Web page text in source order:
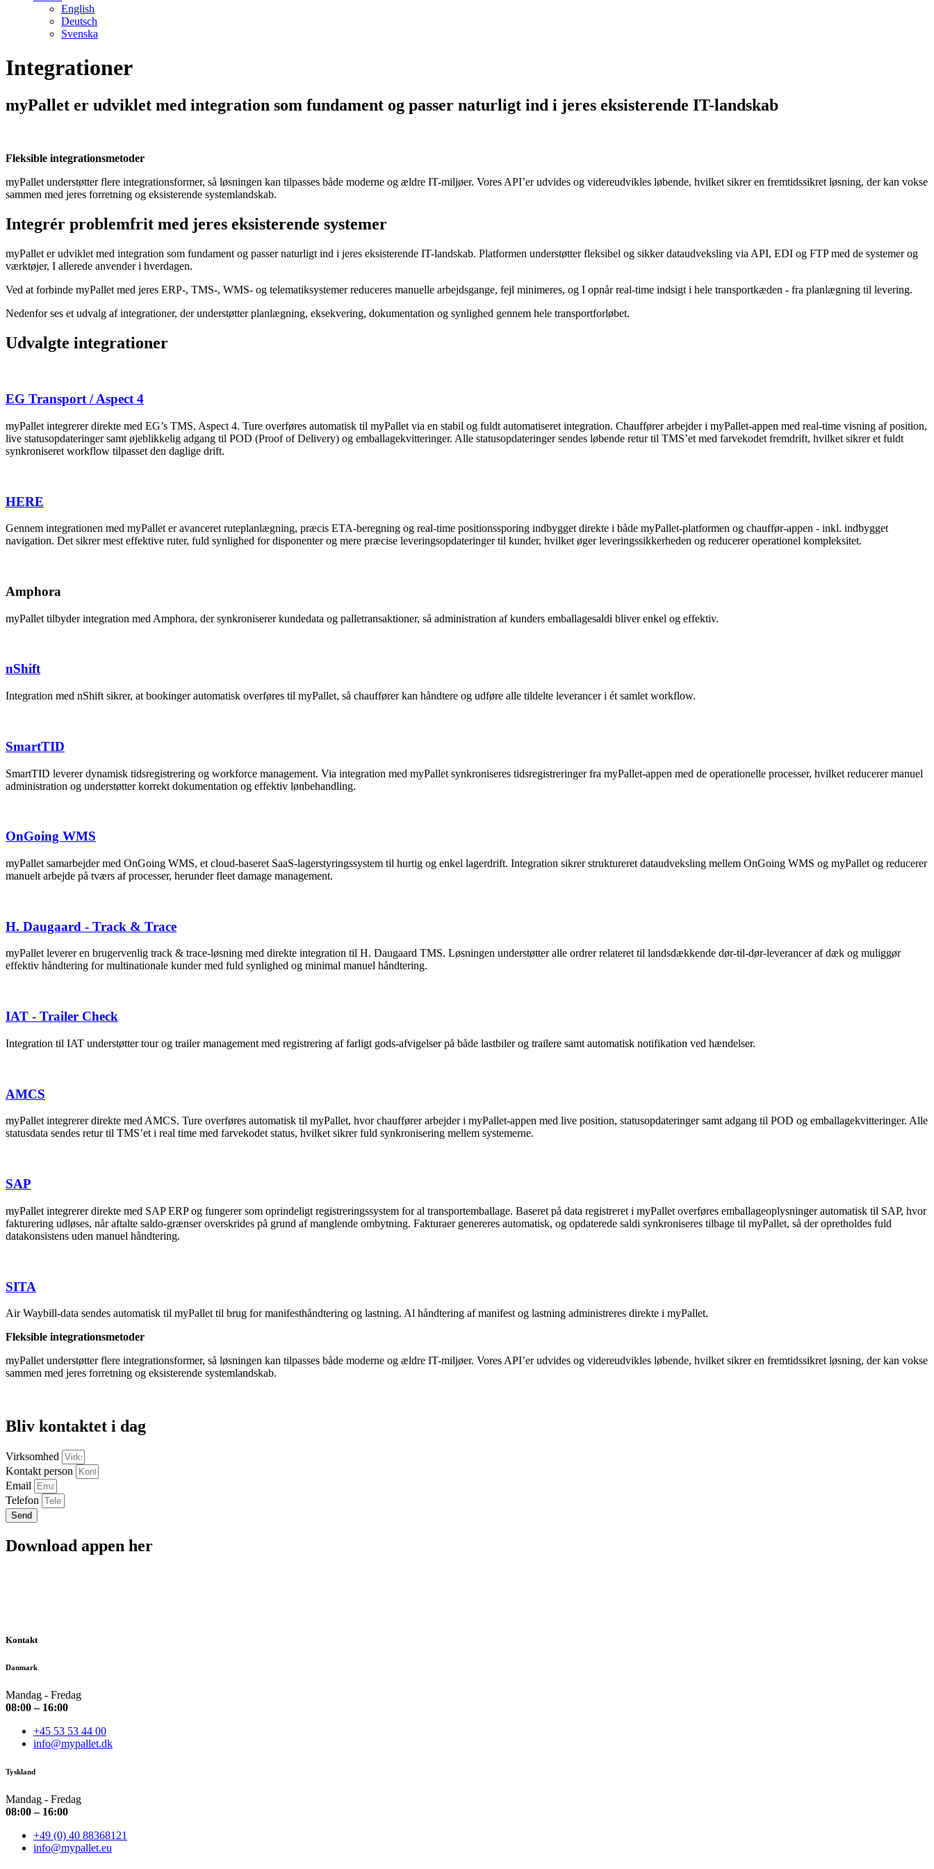
English
Deutsch
Svenska
Integrationer
myPallet er udviklet med integration som fundament og passer naturligt ind i jeres eksisterende IT-landskab
Fleksible integrationsmetoder
myPallet understøtter flere integrationsformer, så løsningen kan tilpasses både moderne og ældre IT-miljøer. Vores API’er udvides og videreudvikles løbende, hvilket sikrer en fremtidssikret løsning, der kan vokse
sammen med jeres forretning og eksisterende systemlandskab.
Integrér problemfrit med jeres eksisterende systemer
myPallet er udviklet med integration som fundament og passer naturligt ind i jeres eksisterende IT-landskab. Platformen understøtter fleksibel og sikker dataudveksling via API, EDI og FTP med de systemer og
værktøjer, I allerede anvender i hverdagen.
Ved at forbinde myPallet med jeres ERP-, TMS-, WMS- og telematiksystemer reduceres manuelle arbejdsgange, fejl minimeres, og I opnår real-time indsigt i hele transportkæden - fra planlægning til levering.
Nedenfor ses et udvalg af integrationer, der understøtter planlægning, eksekvering, dokumentation og synlighed gennem hele transportforløbet.
Udvalgte integrationer
EG Transport / Aspect 4
myPallet integrerer direkte med EG’s TMS, Aspect 4. Ture overføres automatisk til myPallet via en stabil og fuldt automatiseret integration. Chauffører arbejder i myPallet-appen med real-time visning af position,
live statusopdateringer samt øjeblikkelig adgang til POD (Proof of Delivery) og emballagekvitteringer. Alle statusopdateringer sendes løbende retur til TMS’et med farvekodet fremdrift, hvilket sikrer et fuldt
synkroniseret workflow tilpasset den daglige drift.
HERE
Gennem integrationen med myPallet er avanceret ruteplanlægning, præcis ETA-beregning og real-time positionssporing indbygget direkte i både myPallet-platformen og chauffør-appen - inkl. indbygget
navigation. Det sikrer mest effektive ruter, fuld synlighed for disponenter og mere præcise leveringsopdateringer til kunder, hvilket øger leveringssikkerheden og reducerer operationel kompleksitet.
Amphora
myPallet tilbyder integration med Amphora, der synkroniserer kundedata og palletransaktioner, så administration af kunders emballagesaldi bliver enkel og effektiv.
nShift
Integration med nShift sikrer, at bookinger automatisk overføres til myPallet, så chauffører kan håndtere og udføre alle tildelte leverancer i ét samlet workflow.
SmartTID
SmartTID leverer dynamisk tidsregistrering og workforce management. Via integration med myPallet synkroniseres tidsregistreringer fra myPallet-appen med de operationelle processer, hvilket reducerer manuel
administration og understøtter korrekt dokumentation og effektiv lønbehandling.
OnGoing WMS
myPallet samarbejder med OnGoing WMS, et cloud-baseret SaaS-lagerstyringssystem til hurtig og enkel lagerdrift. Integration sikrer struktureret dataudveksling mellem OnGoing WMS og myPallet og reducerer
manuelt arbejde på tværs af processer, herunder fleet damage management.
H. Daugaard - Track & Trace
myPallet leverer en brugervenlig track & trace-løsning med direkte integration til H. Daugaard TMS. Løsningen understøtter alle ordrer relateret til landsdækkende dør-til-dør-leverancer af dæk og muliggør
effektiv håndtering for multinationale kunder med fuld synlighed og minimal manuel håndtering.
IAT - Trailer Check
Integration til IAT understøtter tour og trailer management med registrering af farligt gods-afvigelser på både lastbiler og trailere samt automatisk notifikation ved hændelser.
AMCS
myPallet integrerer direkte med AMCS. Ture overføres automatisk til myPallet, hvor chauffører arbejder i myPallet-appen med live position, statusopdateringer samt adgang til POD og emballagekvitteringer. Alle
statusdata sendes retur til TMS’et i real time med farvekodet status, hvilket sikrer fuld synkronisering mellem systemerne.
SAP
myPallet integrerer direkte med SAP ERP og fungerer som oprindeligt registreringssystem for al transportemballage. Baseret på data registreret i myPallet overføres emballageoplysninger automatisk til SAP, hvor
fakturering udløses, når aftalte saldo-grænser overskrides på grund af manglende ombytning. Fakturaer genereres automatisk, og opdaterede saldi synkroniseres tilbage til myPallet, så der opretholdes fuld
datakonsistens uden manuel håndtering.
SITA
Air Waybill-data sendes automatisk til myPallet til brug for manifesthåndtering og lastning. Al håndtering af manifest og lastning administreres direkte i myPallet.
Fleksible integrationsmetoder
myPallet understøtter flere integrationsformer, så løsningen kan tilpasses både moderne og ældre IT-miljøer. Vores API’er udvides og videreudvikles løbende, hvilket sikrer en fremtidssikret løsning, der kan vokse
sammen med jeres forretning og eksisterende systemlandskab.
Bliv kontaktet i dag
Virksomhed
Kontakt person
Email
Telefon
Send
Download appen her
Kontakt
Danmark
Mandag - Fredag
08:00 – 16:00
+45 53 53 44 00
info@mypallet.dk
Tyskland
Mandag - Fredag
08:00 – 16:00
+49 (0) 40 88368121
info@mypallet.eu